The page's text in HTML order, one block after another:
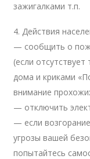
зажигалками т.п.
4. Действия
— сообщить о
(если
дома и криками
внимание
— отключить
— если
угрозы вашей
попытайтесь